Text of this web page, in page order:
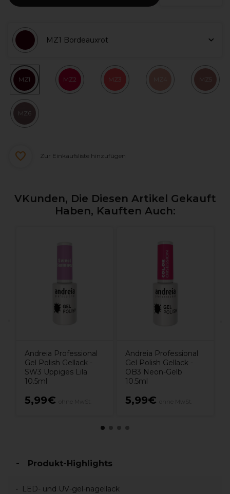
MZ1 Bordeauxrot
MZ1 MZ2 MZ3 MZ5
MZ6
Zur Einkaufsliste hinzufügen
VKunden, Die Diesen Artikel Gekauft
Haben, Kauften Auch:
Andreia Professional
Gel Polish Gellack -
SW3 Üppiges Lila
10.5ml
5,99€
Andreia Professional
Gel Polish Gellack -
OB3 Neon-Gelb
10.5ml
5,99€
Produkt-Highlights
LED- und UV-gel-nagellack